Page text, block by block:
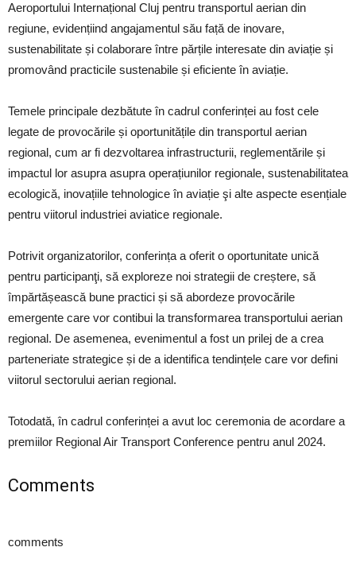
Aeroportului Internațional Cluj pentru transportul aerian din
regiune, evidențiind angajamentul său față de inovare,
sustenabilitate și colaborare între părțile interesate din aviație și
promovând practicile sustenabile și eficiente în aviație.
Temele principale dezbătute în cadrul conferinței au fost cele
legate de provocările și oportunitățile din transportul aerian
regional, cum ar fi dezvoltarea infrastructurii, reglementările și
impactul lor asupra asupra operațiunilor regionale, sustenabilitatea
ecologică, inovațiile tehnologice în aviație şi alte aspecte esențiale
pentru viitorul industriei aviatice regionale.
Potrivit organizatorilor, conferința a oferit o oportunitate unică
pentru participanţi, să exploreze noi strategii de creștere, să
împărtășească bune practici și să abordeze provocările
emergente care vor contibui la transformarea transportului aerian
regional. De asemenea, evenimentul a fost un prilej de a crea
parteneriate strategice și de a identifica tendințele care vor defini
viitorul sectorului aerian regional.
Totodată, în cadrul conferinței a avut loc ceremonia de acordare a
premiilor Regional Air Transport Conference pentru anul 2024.
Comments
comments